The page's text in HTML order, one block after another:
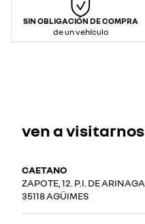
SIN OBLIGACIÓN DE COMPRA
de un vehículo
ven a visitarnos
CAETANO
ZAPOTE, 12. P.I. DE ARINAGA
35118 AGÜIMES